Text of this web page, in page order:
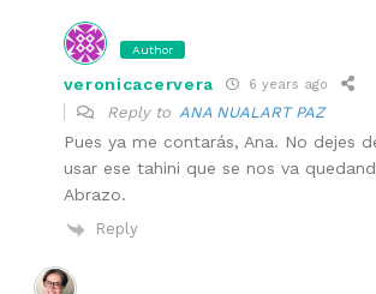
Author
veronicacervera 6 years ago
Reply to ANA NUALART PAZ
Pues ya me contarás, Ana. No dejes
usar ese tahini que se nos va
Abrazo.
Reply